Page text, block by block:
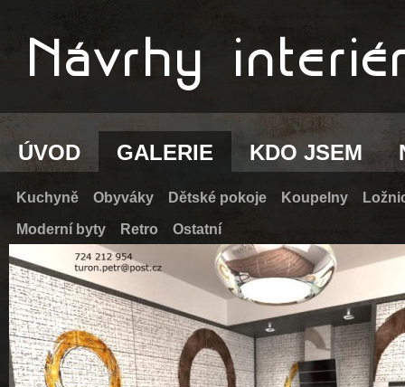
ÚVOD GALERIE KDO JSEM
Kuchyně Obyváky Dětské pokoje Koupelny
Moderní byty Retro Ostatní